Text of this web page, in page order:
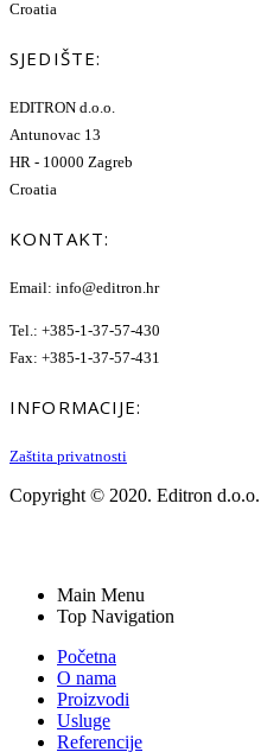
Croatia
SJEDIŠTE:
EDITRON d.o.o.
Antunovac 13
HR - 10000 Zagreb
Croatia
KONTAKT:
Email: info@editron.hr
Tel.: +385-1-37-57-430
Fax: +385-1-37-57-431
INFORMACIJE:
Zaštita privatnosti
Copyright © 2020. Editron
Main Menu
Top Navigation
Početna
O nama
Proizvodi
Usluge
Referencije